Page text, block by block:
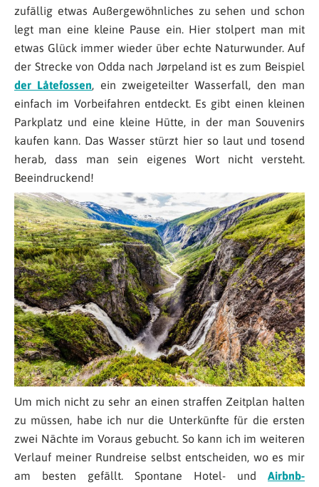
zufällig etwas Außergewöhnliches zu sehen und schon
legt man eine kleine Pause ein. Hier stolpert man mit
etwas Glück immer wieder über echte Naturwunder. Auf
der Strecke von Odda nach Jørpeland ist es zum Beispiel
der Låtefossen, ein zweigeteilter Wasserfall, den man
einfach im Vorbeifahren entdeckt. Es gibt einen kleinen
Parkplatz und eine kleine Hütte, in der man Souvenirs
kaufen kann. Das Wasser stürzt hier so laut und tosend
herab, dass man sein eigenes Wort nicht versteht.
Beeindruckend!
Um mich nicht zu sehr an einen straffen Zeitplan halten
zu müssen, habe ich nur die Unterkünfte für die ersten
zwei Nächte im Voraus gebucht. So kann ich im weiteren
Verlauf meiner Rundreise selbst entscheiden, wo es mir
am besten gefällt. Spontane Hotel- und Airbnb-